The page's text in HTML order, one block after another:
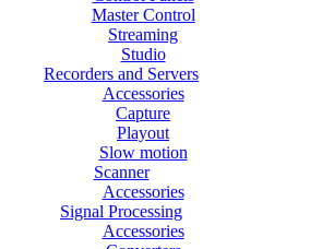
Master Control
Streaming
Studio
Recorders and Servers
Accessories
Capture
Playout
Slow motion
Scanner
Accessories
Signal Processing
Accessories